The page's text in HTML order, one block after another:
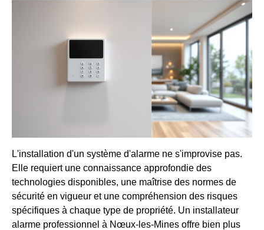
L'installation d'un système d'alarme ne s'improvise pas.
Elle requiert une connaissance approfondie des
technologies disponibles, une maîtrise des normes de
sécurité en vigueur et une compréhension des risques
spécifiques à chaque type de propriété. Un installateur
alarme professionnel à Nœux-les-Mines offre bien plus